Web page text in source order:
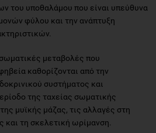
του υποθαλάμου που είναι υπεύθυνα
φύλου και την ανάπτυξη
μεταβολές που
καθορίζονται από την
συστήματος και
της ταχείας σωματικής
μυϊκής μάζας, τις αλλαγές στη
τη σκελετική ωρίμανση.